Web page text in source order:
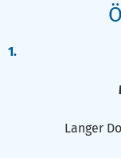
Langer